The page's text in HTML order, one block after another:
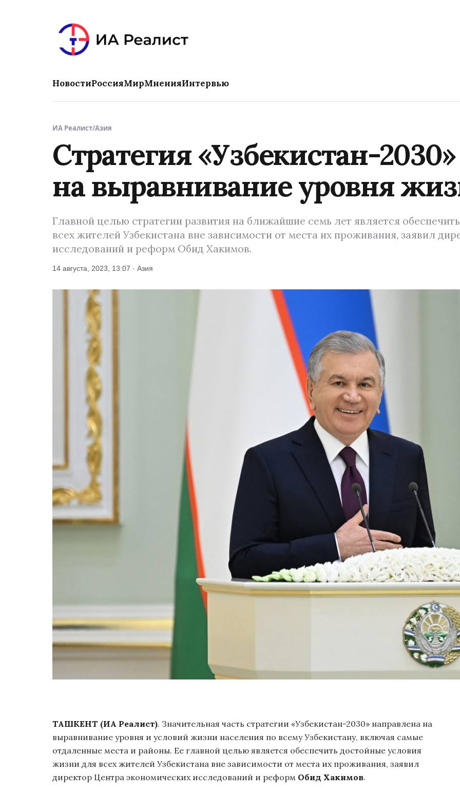
НовостиРоссияМирМненияИнтервью
ИА Реалист/Азия
Стратегия «Узбекистан-
на выравнивание уровня
Главной целью стратегии развития на ближайшие семь лет является
всех жителей Узбекистана вне зависимости от места их проживания, заявил
исследований и реформ Обид Хакимов.
14 августа, 2023, 13:07 · Азия
ТАШКЕНТ (ИА Реалист). Значительная часть стратегии «Узбекистан-2030» направлена на
выравнивание уровня и условий жизни населения по всему Узбекистану, включая самые
отдаленные места и районы. Ее главной целью является обеспечить достойные условия
жизни для всех жителей Узбекистана вне зависимости от места их проживания, заявил
директор Центра экономических исследований и реформ Обид Хакимов.